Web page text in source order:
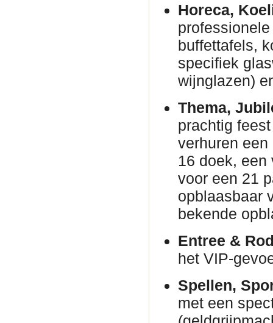
Horeca,
buffettafels,
specifiek
wijnglazen)
Thema,
prachtig
verhuren
16 doek, een
voor een 21
opblaasbaar
bekende
Entree &
het VIP-
Spellen,
met een